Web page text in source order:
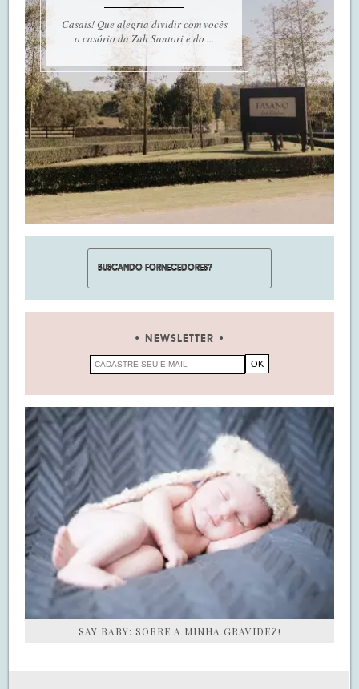
Casais! Que alegria dividir com vocês
o casório da Zah Santori e do ...
NEWSLETTER
SAY BABY: SOBRE A MINHA GRAVIDEZ!